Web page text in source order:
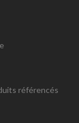
référencés